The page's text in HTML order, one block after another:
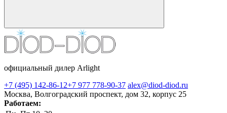
официальный дилер Arlight
+7 (495) 142-86-12+7 977 778-90-37 alex@diod-diod.ru
Москва, Волгоградский проспект, дом 32, корпус 25
Работаем: